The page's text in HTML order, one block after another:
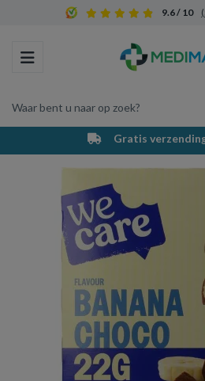
9.6 / 10
Toggle navigation
Waar bent u naar op zoek?
Winkelwagen
Uw
Vul hem met
Gratis